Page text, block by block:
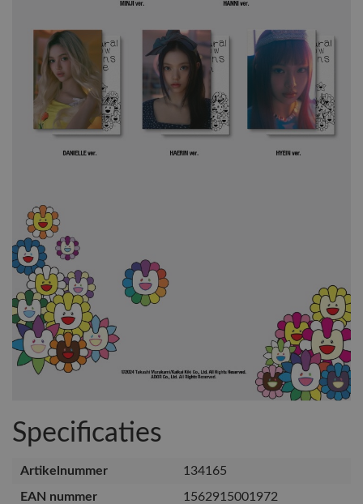
Specificaties
Artikelnummer
134165
EAN nummer
1562915001972